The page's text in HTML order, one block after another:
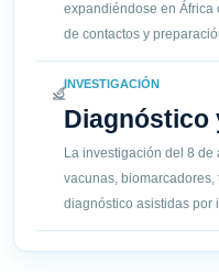
expandiéndose en África
de contactos y
INVESTIGACIÓN
Diagnóstico
La investigación del 8
vacunas,
diagnóstico asistidas por